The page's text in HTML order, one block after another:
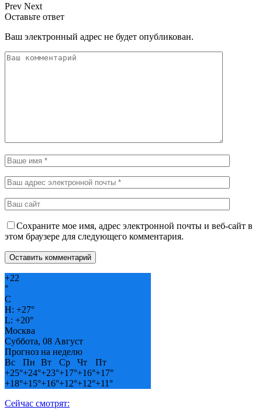
Prev Next
Оставьте ответ
Ваш электронный адрес не будет опубликован.
Сохраните мое имя, адрес электронной почты и веб-сайт в
этом браузере для следующего комментария.
+22
°
C
H: +27°
L: +20°
Москва
Суббота, 08 Август
Прогноз на неделю
Вс
Пн Вт Ср Чт
Пт
+25°+24°+23°+17°+16°+17°
+18°+15°+16°+12°+12°+11°
Сейчас смотрят: